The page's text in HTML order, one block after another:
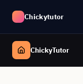
Chickytutor
ChickyTutor